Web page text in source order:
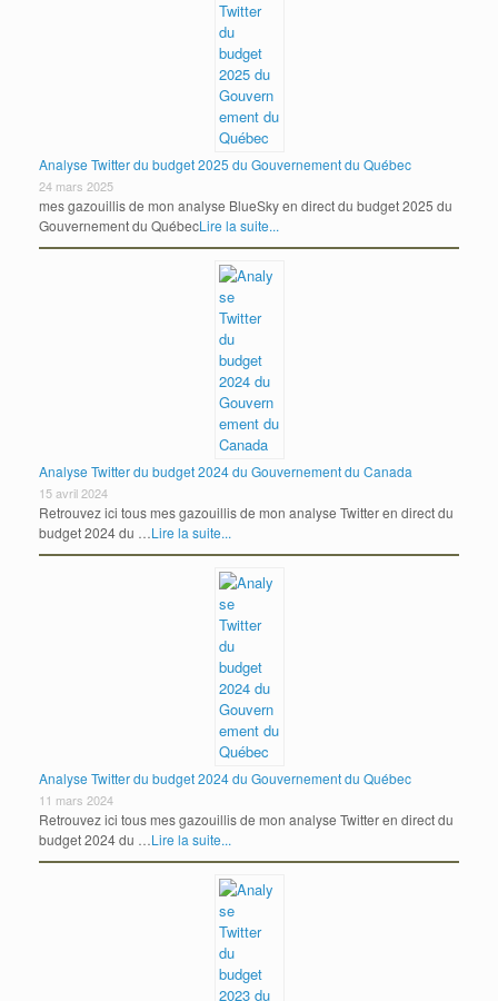
Analyse Twitter du budget 2025 du Gouvernement du Québec
24 mars 2025
mes gazouillis de mon analyse BlueSky en direct du budget 2025 du
Gouvernement du QuébecLire la suite...
Analyse Twitter du budget 2024 du Gouvernement du Canada
15 avril 2024
Retrouvez ici tous mes gazouillis de mon analyse Twitter en direct du
budget 2024 du …Lire la suite...
Analyse Twitter du budget 2024 du Gouvernement du Québec
11 mars 2024
Retrouvez ici tous mes gazouillis de mon analyse Twitter en direct du
budget 2024 du …Lire la suite...